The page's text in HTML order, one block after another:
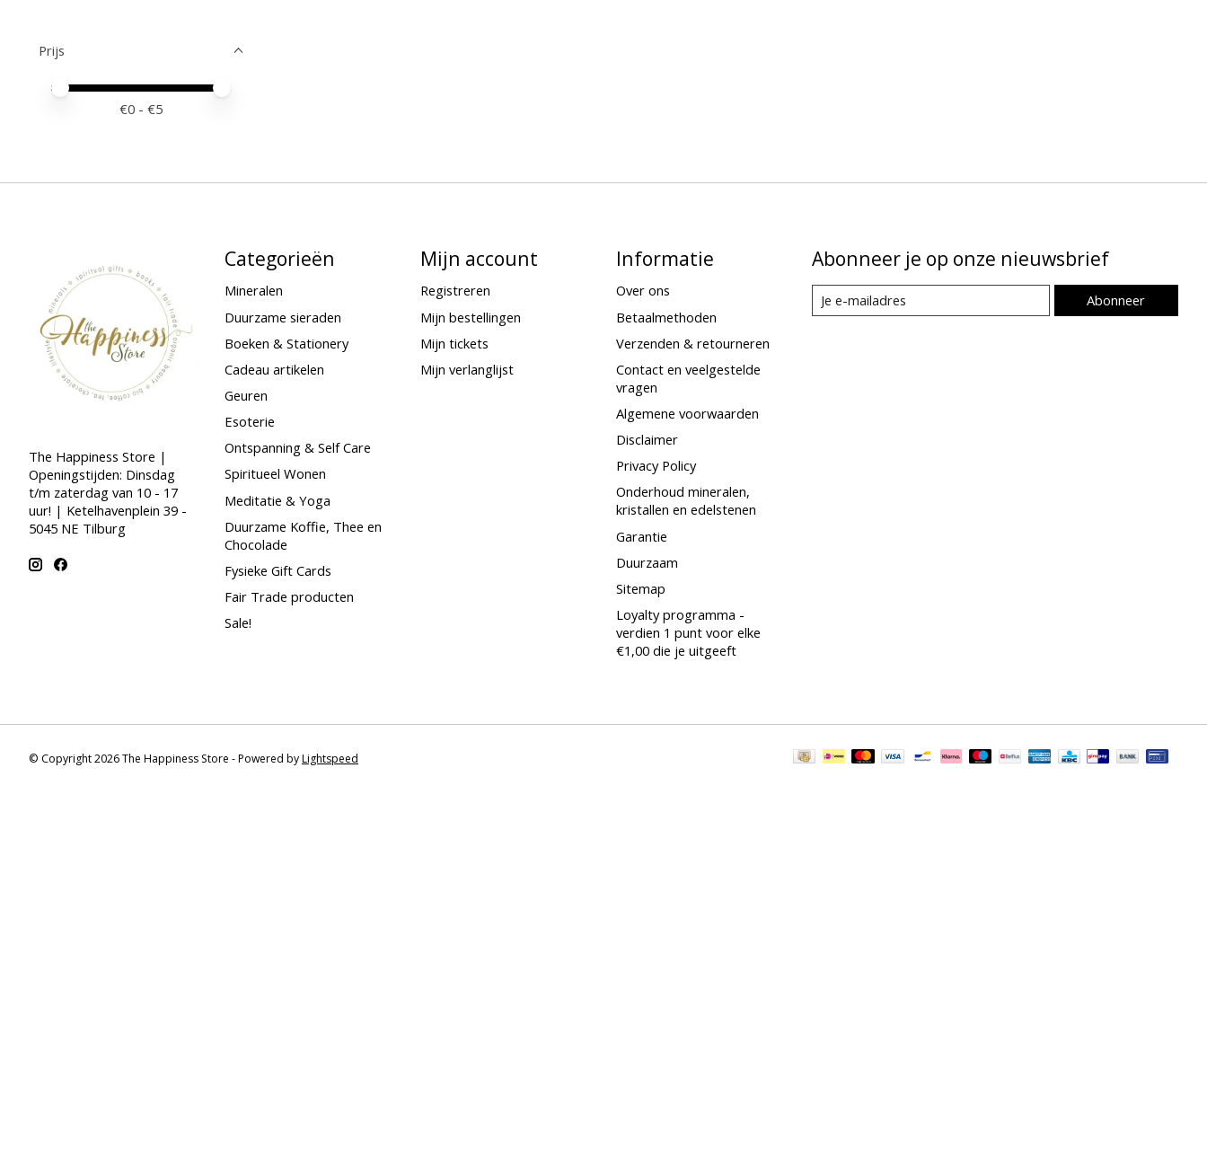
Prijs
Minimale prijswaarde
Price maximum value
€0 - €5
The Happiness Store |
Openingstijden: Dinsdag
t/m zaterdag van 10 - 17
uur! | Ketelhavenplein 39 -
5045 NE Tilburg
Categorieën
Mineralen
Duurzame sieraden
Boeken & Stationery
Cadeau artikelen
Geuren
Esoterie
Ontspanning & Self Care
Spiritueel Wonen
Meditatie & Yoga
Duurzame Koffie, Thee en
Chocolade
Fysieke Gift Cards
Fair Trade producten
Sale!
Mijn account
Registreren
Mijn bestellingen
Mijn tickets
Mijn verlanglijst
Informatie
Over ons
Betaalmethoden
Verzenden & retourneren
Contact en veelgestelde
vragen
Algemene voorwaarden
Disclaimer
Privacy Policy
Onderhoud mineralen,
kristallen en edelstenen
Garantie
Duurzaam
Sitemap
Loyalty programma -
verdien 1 punt voor elke
€1,00 die je uitgeeft
Abonneer je op onze nieuwsbrief
Abonneer
© Copyright 2026 The Happiness Store - Powered byLightspeed